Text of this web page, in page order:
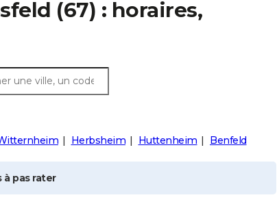
(67) : horaires,
Herbsheim Huttenheim Benfeld
à pas rater